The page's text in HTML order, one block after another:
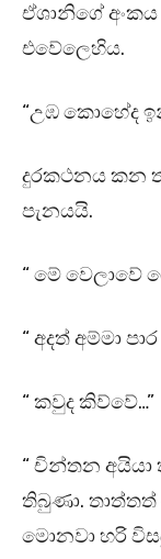
ඒශානිගේ
එවේලෙහිය.
“උඹ කොහේද
දුරකථනය කන
පැනයයි.
“ මේ වෙලාවේ
“ අදත් අම්මා
“ කවුද කිව්වේ…”
“ චින්තන අයියා
තිබුණා. තාත්තත්
මොනවා හරි